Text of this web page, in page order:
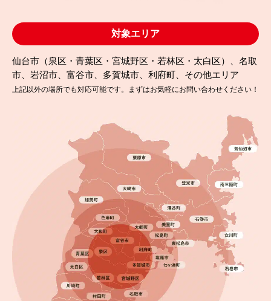
対象エリア
仙台市（泉区・青葉区・宮城野区・若林区・太白区）、名取
市、岩沼市、富谷市、多賀城市、利府町、その他エリア
上記以外の場所でも対応可能です。まずはお気軽にお問い合わせください！